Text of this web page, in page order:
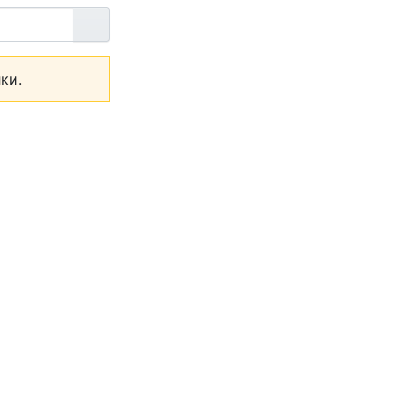
Перейти